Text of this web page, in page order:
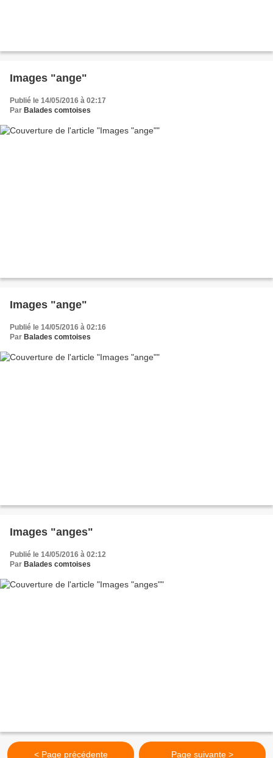
Images "ange"
Publié le 14/05/2016 à 02:17
Par Balades comtoises
Images "ange"
Publié le 14/05/2016 à 02:16
Par Balades comtoises
Images "anges"
Publié le 14/05/2016 à 02:12
Par Balades comtoises
< Page précédente Page suivante >